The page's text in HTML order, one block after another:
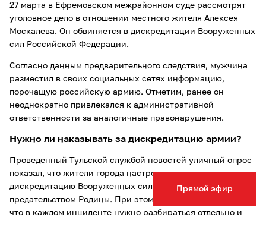
Прямой эфир
27 марта в Ефремовском межрайонном суде рассмотрят
уголовное дело в отношении местного жителя Алексея
Москалева. Он обвиняется в дискредитации Вооруженных
сил Российской Федерации.
Согласно данным предварительного следствия, мужчина
разместил в своих социальных сетях информацию,
порочащую российскую армию. Отметим, ранее он
неоднократно привлекался к административной
ответственности за аналогичные правонарушения.
Нужно ли наказывать за дискредитацию армии?
Проведенный Тульской службой новостей уличный опрос
показал, что жители города настроены патриотично и
дискредитацию Вооруженных сил России считают
предательством Родины. При этом некоторые отмечают,
что в каждом инциденте нужно разбираться отдельно и